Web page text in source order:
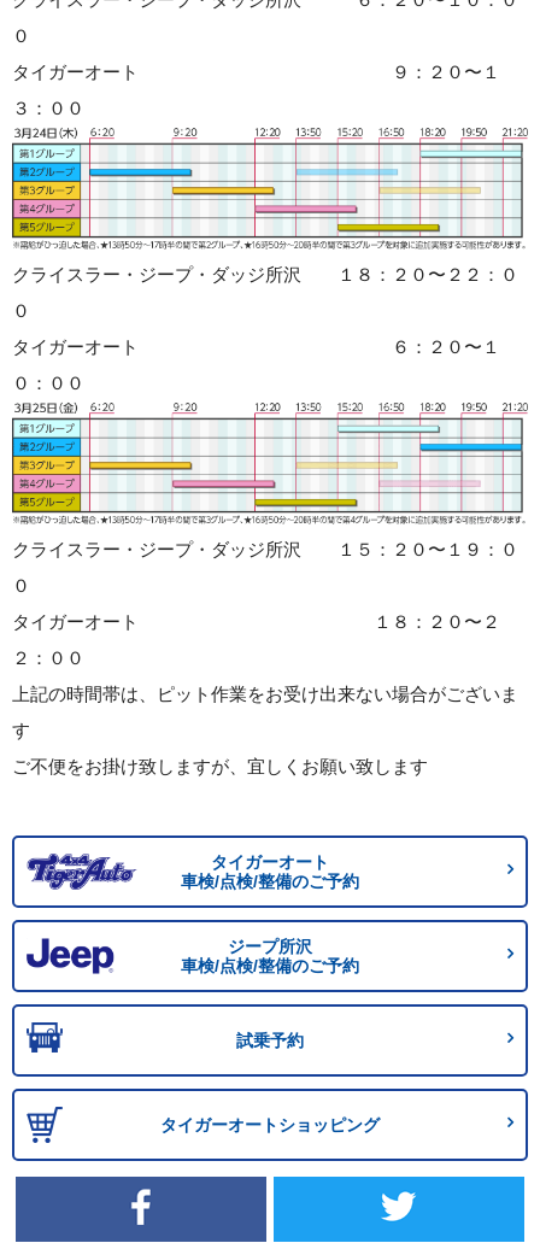
０
タイガーオート ９：２０〜１
３：００
クライスラー・ジープ・ダッジ所沢 １８：２０〜２２：０
０
タイガーオート ６：２０〜１
０：００
クライスラー・ジープ・ダッジ所沢 １５：２０〜１９：０
０
タイガーオート １８：２０〜２
２：００
上記の時間帯は、ピット作業をお受け出来ない場合がございま
す
ご不便をお掛け致しますが、宜しくお願い致します
タイガーオート
車検/点検/整備のご予約
ジープ所沢
車検/点検/整備のご予約
試乗予約
タイガーオートショッピング